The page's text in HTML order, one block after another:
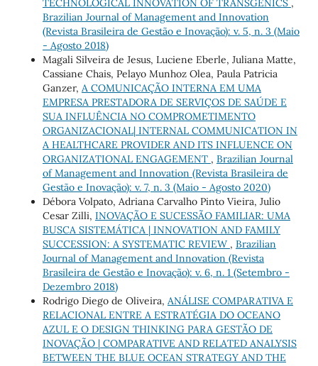
TECHNOLOGICAL INNOVATION OF TRANSGENICS ,
Brazilian Journal of Management and Innovation
(Revista Brasileira de Gestão e Inovação): v. 5, n. 3 (Maio
- Agosto 2018)
Magali Silveira de Jesus, Luciene Eberle, Juliana Matte,
Cassiane Chais, Pelayo Munhoz Olea, Paula Patricia
Ganzer, A COMUNICAÇÃO INTERNA EM UMA
EMPRESA PRESTADORA DE SERVIÇOS DE SAÚDE E
SUA INFLUÊNCIA NO COMPROMETIMENTO
ORGANIZACIONAL| INTERNAL COMMUNICATION IN
A HEALTHCARE PROVIDER AND ITS INFLUENCE ON
ORGANIZATIONAL ENGAGEMENT , Brazilian Journal
of Management and Innovation (Revista Brasileira de
Gestão e Inovação): v. 7, n. 3 (Maio - Agosto 2020)
Débora Volpato, Adriana Carvalho Pinto Vieira, Julio
Cesar Zilli, INOVAÇÃO E SUCESSÃO FAMILIAR: UMA
BUSCA SISTEMÁTICA | INNOVATION AND FAMILY
SUCCESSION: A SYSTEMATIC REVIEW , Brazilian
Journal of Management and Innovation (Revista
Brasileira de Gestão e Inovação): v. 6, n. 1 (Setembro -
Dezembro 2018)
Rodrigo Diego de Oliveira, ANÁLISE COMPARATIVA E
RELACIONAL ENTRE A ESTRATÉGIA DO OCEANO
AZUL E O DESIGN THINKING PARA GESTÃO DE
INOVAÇÃO | COMPARATIVE AND RELATED ANALYSIS
BETWEEN THE BLUE OCEAN STRATEGY AND THE